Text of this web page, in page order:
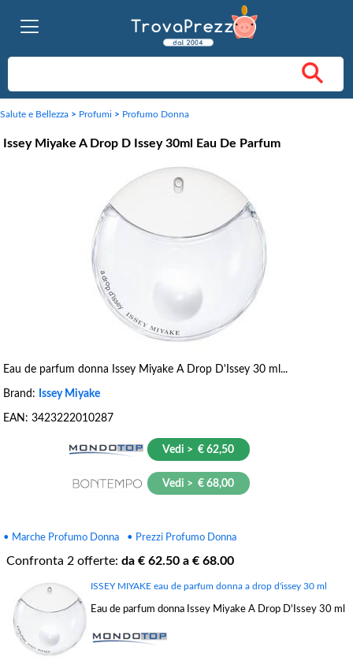
Salute e Bellezza > Profumi > Profumo Donna
Issey Miyake A Drop D Issey 30ml Eau De Parfum
Eau de parfum donna Issey Miyake A Drop D'Issey 30 ml...
Brand: Issey Miyake
EAN: 3423222010287
Vedi > € 62,50
Vedi > € 68,00
• Marche Profumo Donna • Prezzi Profumo Donna
Confronta 2 offerte: da € 62.50 a € 68.00
ISSEY MIYAKE eau de parfum donna a drop d'issey 30 ml
Eau de parfum donna Issey Miyake A Drop D'Issey 30 ml